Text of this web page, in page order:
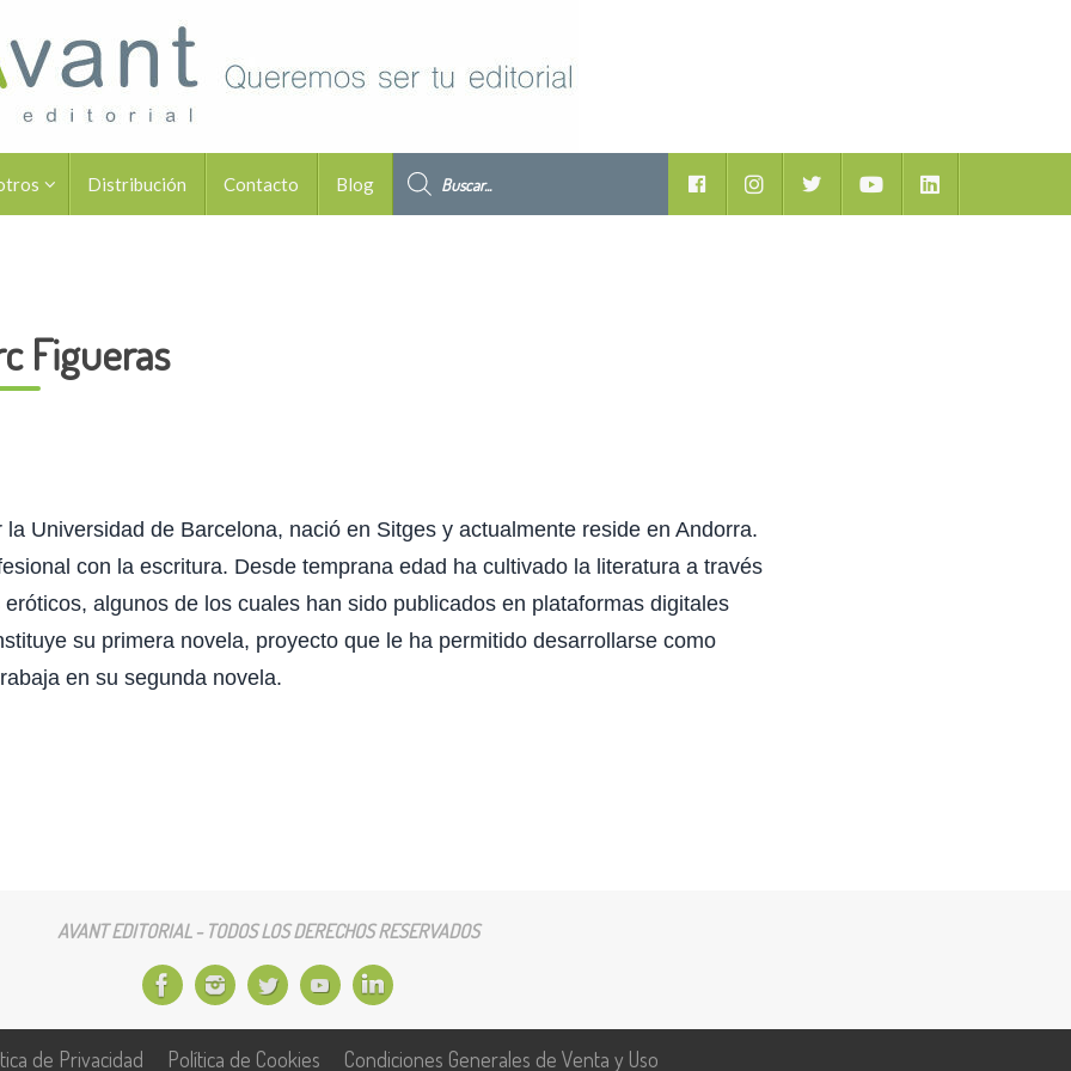
Distribución Contacto Blog
Facebook YoutubeLinkedIn
Figueras
Universidad de Barcelona, nació en Sitges y actualmente reside en Andorra.
con la escritura. Desde temprana edad ha cultivado la literatura a través
algunos de los cuales han sido publicados en plataformas digitales
su primera novela, proyecto que le ha permitido desarrollarse como
en su segunda novela.
AVANT EDITORIAL - TODOS LOS DERECHOS RESERVADOS
de Privacidad Política de Cookies Condiciones Generales de Venta y Uso